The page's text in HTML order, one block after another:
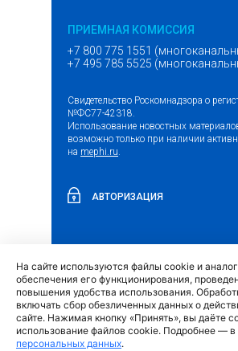
ПРИЕМНАЯ КОМИССИЯ
+7 800 775 1551
+7 495 785 5525
Свидетельство Роскомнадзора о
№ФС77-42318.
Использование новостных
возможно только при наличии
на mephi.ru.
АВТОРИЗАЦИЯ
Обращение граждан и организаций
На сайте используются файлы cookie и
обеспечения его функционирования,
повышения удобства использования.
включать сбор обезличенных данных о
сайте. Нажимая кнопку «Принять», вы даёте
использование файлов cookie. Подробнее — в
персональных данных.